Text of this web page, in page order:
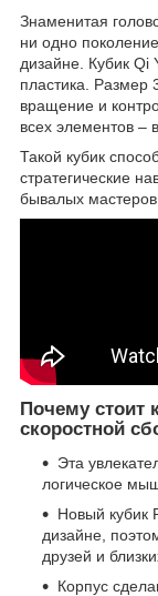
Знаменитая
ни одно
дизайне. Кубик Qi
пластика. Размер
вращение и
всех элементов –
Такой кубик
стратегические
бывалых
Почему стоит
скоростной
Эта
логическое
Новый кубик
дизайне,
друзей и
Корпус